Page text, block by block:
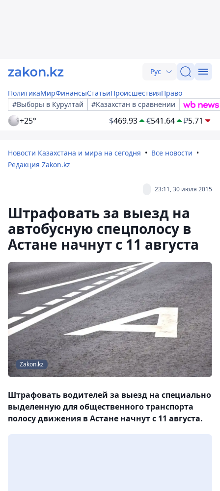
Рус
ПолитикаМирФинансыСтатьиПроисшествияПраво
#Выборы в Курултай
#Казахстан в сравнении
+25° $469.93 €541.64 ₽5.71
Новости Казахстана и мира на сегодня
Все новости
Редакция Zakon.kz
23:11, 30 июля 2015
Штрафовать за выезд на
автобусную спецполосу в
Астане начнут с 11 августа
Zakon.kz
Штрафовать водителей за выезд на специально
выделенную для общественного транспорта
полосу движения в Астане начнут с 11 августа.